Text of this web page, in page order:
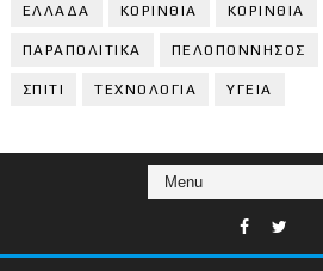
ΕΛΛΑΔΑ ΚΟΡΙΝΘΙΑ ΚΟΡΙΝΘΙA
ΠΑΡΑΠΟΛΙΤΙΚΑ ΠΕΛΟΠΟΝΝΗΣΟΣ
ΣΠΙΤΙ ΤΕΧΝΟΛΟΓΙΑ ΥΓΕΙΑ